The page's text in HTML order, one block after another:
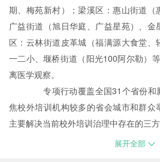
期、梅苑新村）；梁溪区：惠山街道（
广益街道（旭日华庭、广益星苑）、
区：云林街道皮革城（福满源大食堂
一二小、堰桥街道（阳光100阿尔勒）
离医学观察。
专项行动覆盖全国31个省份和新
焦校外培训机构较多的省会城市和群众
主要解决当前校外培训治理中存在的三
展开全部